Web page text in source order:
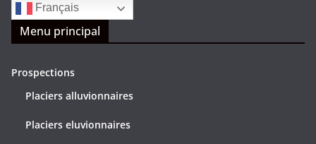
Français
Menu principal
Prospections
Placiers alluvionnaires
Placiers eluvionnaires